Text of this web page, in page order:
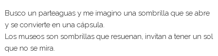
Busco un parteaguas y me imagino una sombrilla que se abre
y se convierte en una cápsula.
Los museos son sombrillas que resuenan, invitan a tener un sol
que no se mira.